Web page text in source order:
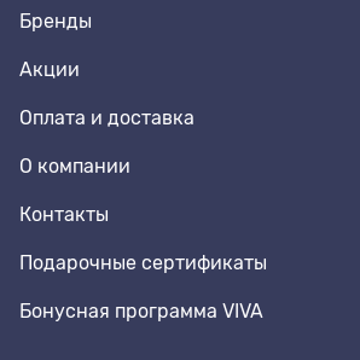
Бренды
Акции
Оплата и доставка
О компании
Контакты
Подарочные сертификаты
Бонусная программа VIVA